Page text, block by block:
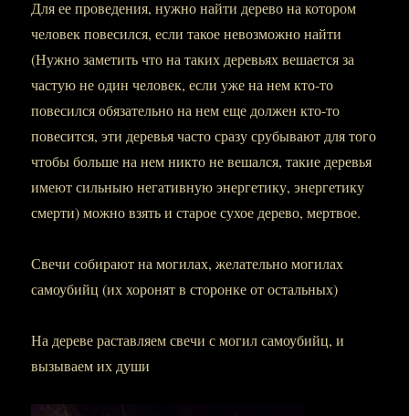
Для ее проведения, нужно найти дерево на котором
человек повесился, если такое невозможно найти
(Нужно заметить что на таких деревьях вешается за
частую не один человек, если уже на нем кто-то
повесился обязательно на нем еще должен кто-то
повесится, эти деревья часто сразу срубывают для того
чтобы больше на нем никто не вешался, такие деревья
имеют сильныю негативную энергетику, энергетику
смерти) можно взять и старое сухое дерево, мертвое.
Свечи собирают на могилах, желательно могилах
самоубийц (их хоронят в сторонке от остальных)
На дереве раставляем свечи с могил самоубийц, и
вызываем их души